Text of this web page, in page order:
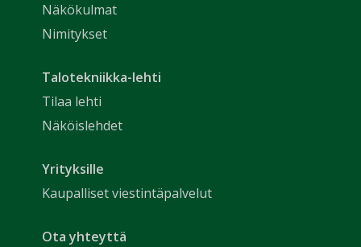
Näkökulmat
Nimitykset
Talotekniikka-lehti
Tilaa lehti
Näköislehdet
Yrityksille
Kaupalliset viestintäpalvelut
Ota yhteyttä